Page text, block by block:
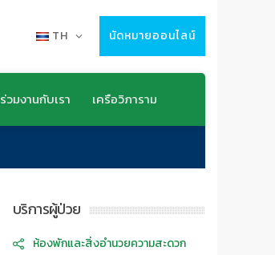
TH นัดหมายออนไลน์
ร่วมงานกับเรา เครือวิภาราม
บริการผู้ป่วย
ห้องพักและสิ่งอำนวยความสะดวก